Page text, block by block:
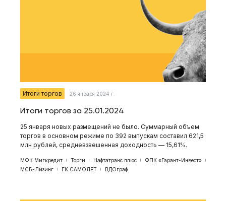
Итоги торгов 26 января 2024 г.
Итоги торгов за 25.01.2024
25 января новых размещений не было. Суммарный объем
торгов в основном режиме по 392 выпускам составил 621,5
млн рублей, средневзвешенная доходность — 15,61%.
МФК Мигкредит Торги Нафтатранс плюс
ФПК «Гарант-Инвест»
МСБ-Лизинг
ГК САМОЛЕТ ВДОграф